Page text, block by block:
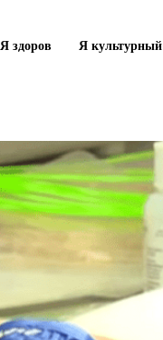
Я здоров Я культурный